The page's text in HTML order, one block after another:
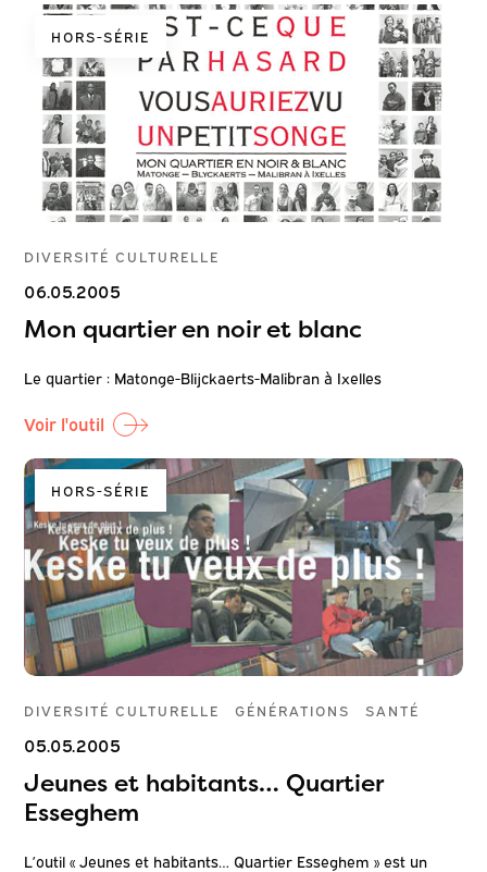
HORS-SÉRIE
DIVERSITÉ CULTURELLE
06.05.2005
Mon quartier en noir et blanc
Le quartier : Matonge-Blijckaerts-Malibran à Ixelles
Voir l'outil
HORS-SÉRIE
DIVERSITÉ CULTURELLE GÉNÉRATIONS SANTÉ
05.05.2005
Jeunes et habitants… Quartier
Esseghem
L’outil « Jeunes et habitants… Quartier Esseghem » est un